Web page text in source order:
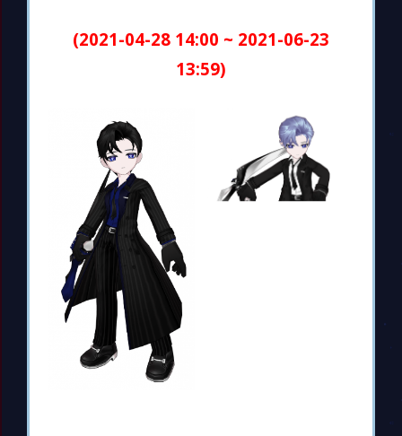
(2021-04-28 14:00 ~ 2021-06-23
13:59)